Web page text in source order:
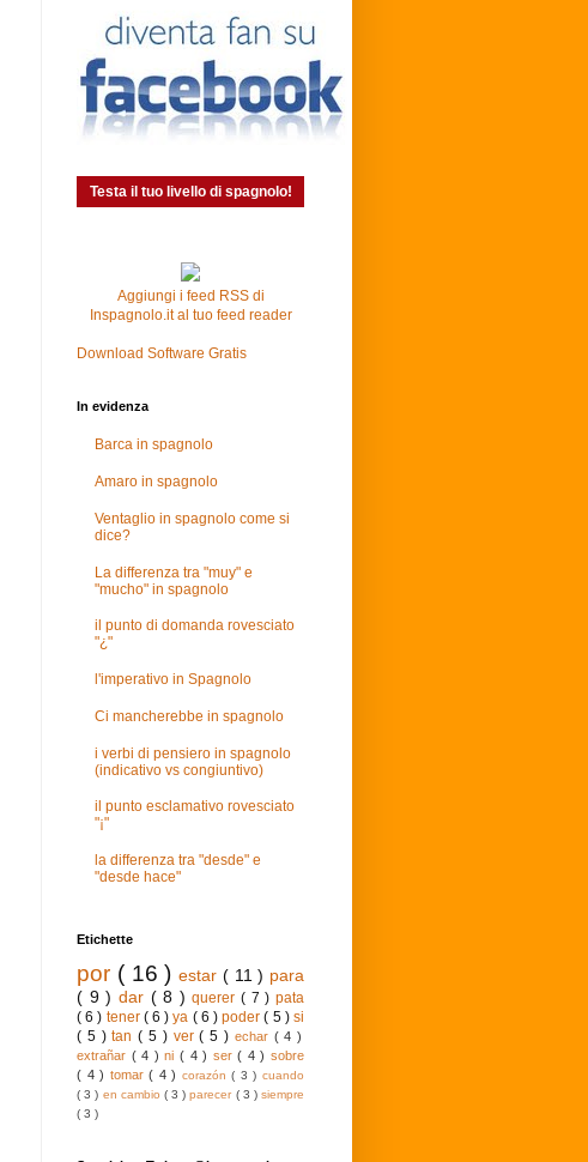
Testa il tuo livello di spagnolo!
Aggiungi i feed RSS di
Inspagnolo.it al tuo feed reader
Download Software Gratis
In evidenza
Barca in spagnolo
Amaro in spagnolo
Ventaglio in spagnolo come si
dice?
La differenza tra "muy" e
"mucho" in spagnolo
il punto di domanda rovesciato
"¿"
l'imperativo in Spagnolo
Ci mancherebbe in spagnolo
i verbi di pensiero in spagnolo
(indicativo vs congiuntivo)
il punto esclamativo rovesciato
"¡"
la differenza tra "desde" e
"desde hace"
Etichette
por ( 16 ) estar ( 11 ) para
( 9 ) dar ( 8 )querer( 7 )pata
( 6 ) tener ( 6 )ya ( 6 )poder( 5 )si
( 5 )tan( 5 ) ver( 5 ) echar ( 4 )
extrañar ( 4 )ni ( 4 ) ser( 4 )sobre
( 4 ) tomar( 4 ) corazón( 3 )cuando
( 3 ) en cambio ( 3 )parecer ( 3 )siempre
( 3 )